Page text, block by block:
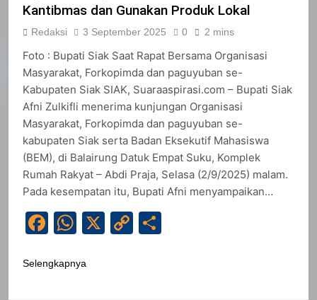
Kantibmas dan Gunakan Produk Lokal
Redaksi 3 September 2025 0 2 mins
Foto : Bupati Siak Saat Rapat Bersama Organisasi
Masyarakat, Forkopimda dan paguyuban se-
Kabupaten Siak SIAK, Suaraaspirasi.com – Bupati Siak
Afni Zulkifli menerima kunjungan Organisasi
Masyarakat, Forkopimda dan paguyuban se-
kabupaten Siak serta Badan Eksekutif Mahasiswa
(BEM), di Balairung Datuk Empat Suku, Komplek
Rumah Rakyat – Abdi Praja, Selasa (2/9/2025) malam.
Pada kesempatan itu, Bupati Afni menyampaikan…
Facebook
WhatsApp
X
Copy
Selengkapnya